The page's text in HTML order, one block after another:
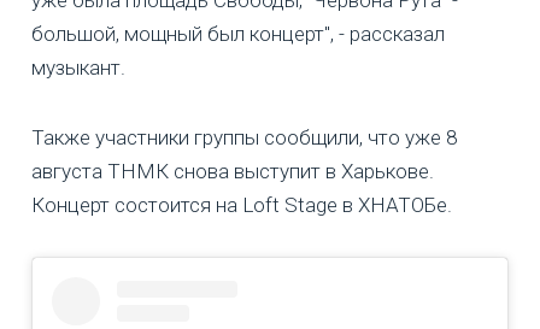
большой, мощный был концерт", - рассказал
музыкант.
Также участники группы сообщили, что уже 8
августа ТНМК снова выступит в Харькове.
Концерт состоится на Loft Stage в ХНАТОБе.